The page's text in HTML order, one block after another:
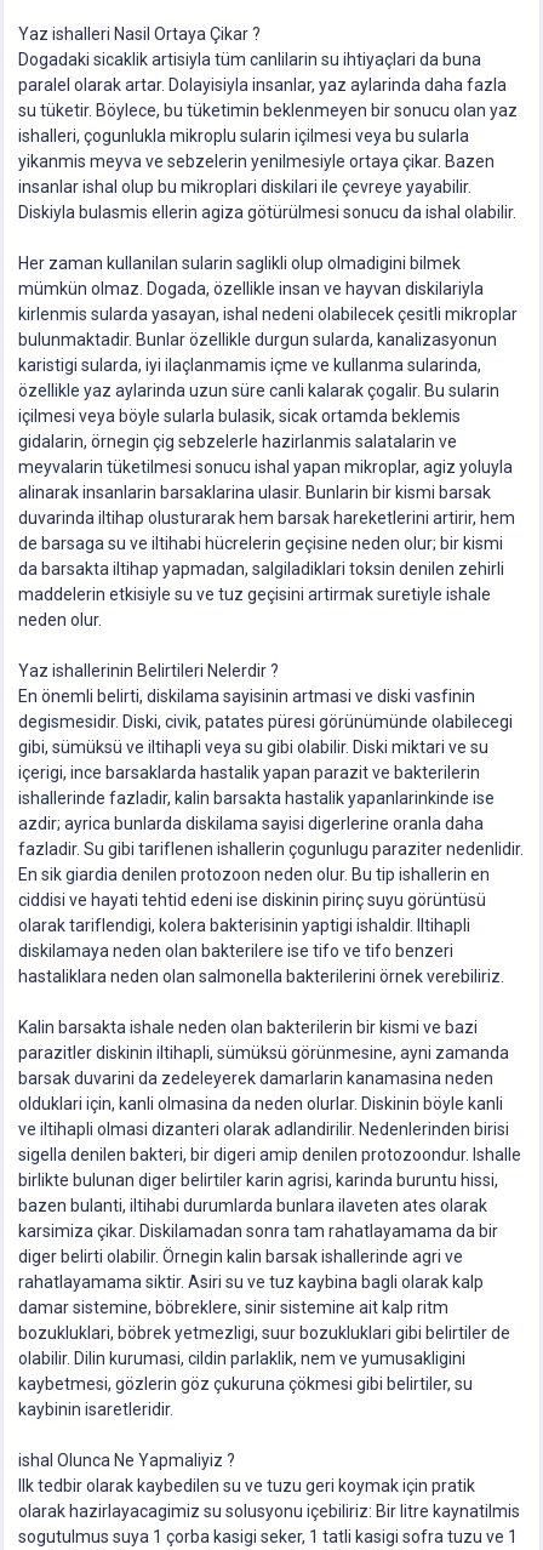
Yaz ishalleri Nasil Ortaya Çikar ?
Dogadaki sicaklik artisiyla tüm canlilarin su ihtiyaçlari da buna
paralel olarak artar. Dolayisiyla insanlar, yaz aylarinda daha fazla
su tüketir. Böylece, bu tüketimin beklenmeyen bir sonucu olan yaz
ishalleri, çogunlukla mikroplu sularin içilmesi veya bu sularla
yikanmis meyva ve sebzelerin yenilmesiyle ortaya çikar. Bazen
insanlar ishal olup bu mikroplari diskilari ile çevreye yayabilir.
Diskiyla bulasmis ellerin agiza götürülmesi sonucu da ishal olabilir.
Her zaman kullanilan sularin saglikli olup olmadigini bilmek
mümkün olmaz. Dogada, özellikle insan ve hayvan diskilariyla
kirlenmis sularda yasayan, ishal nedeni olabilecek çesitli mikroplar
bulunmaktadir. Bunlar özellikle durgun sularda, kanalizasyonun
karistigi sularda, iyi ilaçlanmamis içme ve kullanma sularinda,
özellikle yaz aylarinda uzun süre canli kalarak çogalir. Bu sularin
içilmesi veya böyle sularla bulasik, sicak ortamda beklemis
gidalarin, örnegin çig sebzelerle hazirlanmis salatalarin ve
meyvalarin tüketilmesi sonucu ishal yapan mikroplar, agiz yoluyla
alinarak insanlarin barsaklarina ulasir. Bunlarin bir kismi barsak
duvarinda iltihap olusturarak hem barsak hareketlerini artirir, hem
de barsaga su ve iltihabi hücrelerin geçisine neden olur; bir kismi
da barsakta iltihap yapmadan, salgiladiklari toksin denilen zehirli
maddelerin etkisiyle su ve tuz geçisini artirmak suretiyle ishale
neden olur.
Yaz ishallerinin Belirtileri Nelerdir ?
En önemli belirti, diskilama sayisinin artmasi ve diski vasfinin
degismesidir. Diski, civik, patates püresi görünümünde olabilecegi
gibi, sümüksü ve iltihapli veya su gibi olabilir. Diski miktari ve su
içerigi, ince barsaklarda hastalik yapan parazit ve bakterilerin
ishallerinde fazladir, kalin barsakta hastalik yapanlarinkinde ise
azdir; ayrica bunlarda diskilama sayisi digerlerine oranla daha
fazladir. Su gibi tariflenen ishallerin çogunlugu paraziter nedenlidir.
En sik giardia denilen protozoon neden olur. Bu tip ishallerin en
ciddisi ve hayati tehtid edeni ise diskinin pirinç suyu görüntüsü
olarak tariflendigi, kolera bakterisinin yaptigi ishaldir. Iltihapli
diskilamaya neden olan bakterilere ise tifo ve tifo benzeri
hastaliklara neden olan salmonella bakterilerini örnek verebiliriz.
Kalin barsakta ishale neden olan bakterilerin bir kismi ve bazi
parazitler diskinin iltihapli, sümüksü görünmesine, ayni zamanda
barsak duvarini da zedeleyerek damarlarin kanamasina neden
olduklari için, kanli olmasina da neden olurlar. Diskinin böyle kanli
ve iltihapli olmasi dizanteri olarak adlandirilir. Nedenlerinden birisi
sigella denilen bakteri, bir digeri amip denilen protozoondur. Ishalle
birlikte bulunan diger belirtiler karin agrisi, karinda buruntu hissi,
bazen bulanti, iltihabi durumlarda bunlara ilaveten ates olarak
karsimiza çikar. Diskilamadan sonra tam rahatlayamama da bir
diger belirti olabilir. Örnegin kalin barsak ishallerinde agri ve
rahatlayamama siktir. Asiri su ve tuz kaybina bagli olarak kalp
damar sistemine, böbreklere, sinir sistemine ait kalp ritm
bozukluklari, böbrek yetmezligi, suur bozukluklari gibi belirtiler de
olabilir. Dilin kurumasi, cildin parlaklik, nem ve yumusakligini
kaybetmesi, gözlerin göz çukuruna çökmesi gibi belirtiler, su
kaybinin isaretleridir.
ishal Olunca Ne Yapmaliyiz ?
Ilk tedbir olarak kaybedilen su ve tuzu geri koymak için pratik
olarak hazirlayacagimiz su solusyonu içebiliriz: Bir litre kaynatilmis
sogutulmus suya 1 çorba kasigi seker, 1 tatli kasigi sofra tuzu ve 1